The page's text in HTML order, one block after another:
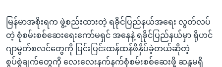
ရှာဖွေ
ရန်
နေရာ
မြန်မာအစိုးရက ဖွဲ့စည်းထားတဲ့ ရခိုင်ပြည်နယ်အရေး လွတ်လပ်
တဲ့ စုံစမ်းစစ်ဆေးရေးကော်မရှင် အနေနဲ့ ရခိုင်ပြည်နယ်မှာ ရိုဟင်
ဂျာမွတ်စလင်တွေကို ပြင်းပြင်းထန်ထန်ဖိနှိပ်ခဲ့တယ်ဆိုတဲ့
စွပ်စွဲချက်တွေကို လေးလေးနက်နက်စုံစမ်းစစ်ဆေးဖို့ ဆန္ဒမရှိ